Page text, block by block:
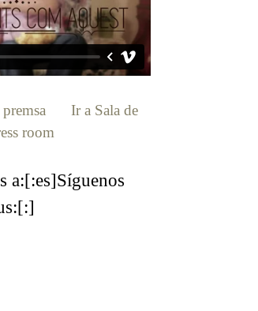
[:es] Ir a Sala de
room[:]
a:[:es]Síguenos